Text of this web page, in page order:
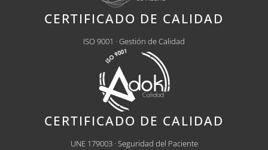
CERTIFICADO DE CALIDAD
ISO 9001 · Gestión de Calidad
CERTIFICADO DE CALIDAD
UNE 179003 · Seguridad del Paciente